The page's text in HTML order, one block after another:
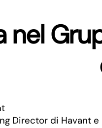
nel
Director di Havant